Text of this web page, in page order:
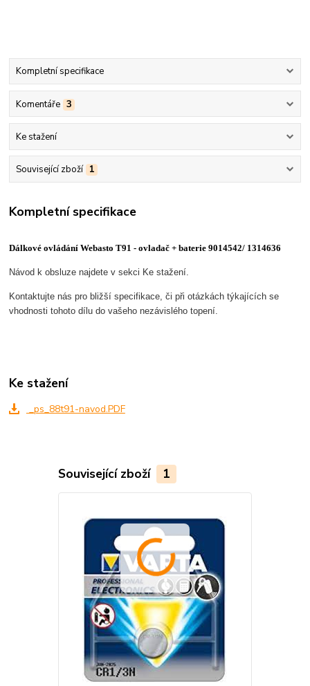
Kompletní specifikace
Komentáře 3
Ke stažení
Související zboží 1
Kompletní specifikace
Dálkové ovládání Webasto T91 - ovladač + baterie 9014542/ 1314636
Návod k obsluze najdete v sekci Ke stažení.
Kontaktujte nás pro bližší specifikace, či při otázkách týkajících se
vhodnosti tohoto dílu do vašeho nezávislého topení.
Ke stažení
_ps_88t91-navod.PDF
Související zboží 1